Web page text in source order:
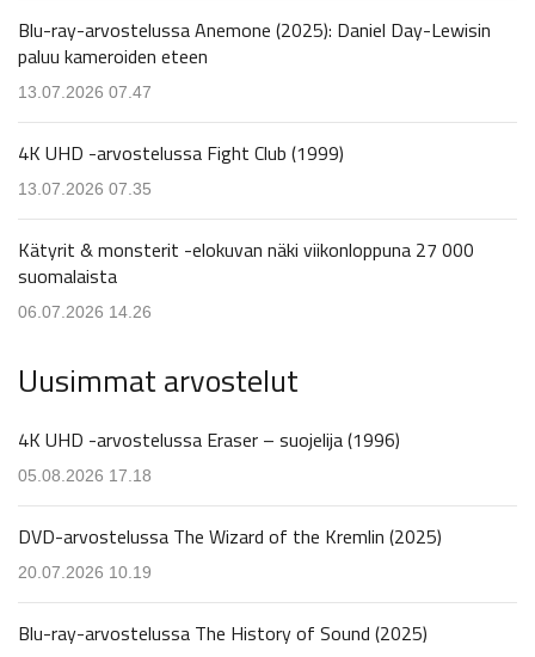
Blu-ray-arvostelussa Anemone (2025): Daniel Day-Lewisin
paluu kameroiden eteen
13.07.2026 07.47
4K UHD -arvostelussa Fight Club (1999)
13.07.2026 07.35
Kätyrit & monsterit -elokuvan näki viikonloppuna 27 000
suomalaista
06.07.2026 14.26
Uusimmat arvostelut
4K UHD -arvostelussa Eraser – suojelija (1996)
05.08.2026 17.18
DVD-arvostelussa The Wizard of the Kremlin (2025)
20.07.2026 10.19
Blu-ray-arvostelussa The History of Sound (2025)